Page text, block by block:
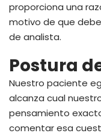
proporciona una
motivo de que
de analista.
Postura
Nuestro paciente
alcanza cual
pensamiento
comentar esa